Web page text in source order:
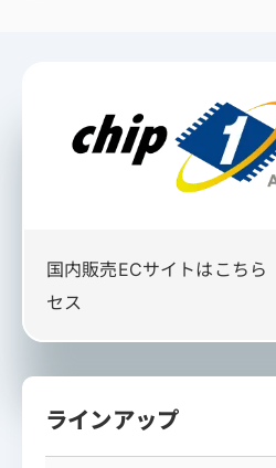
国内販売ECサイトはこちら
セス
ラインアップ